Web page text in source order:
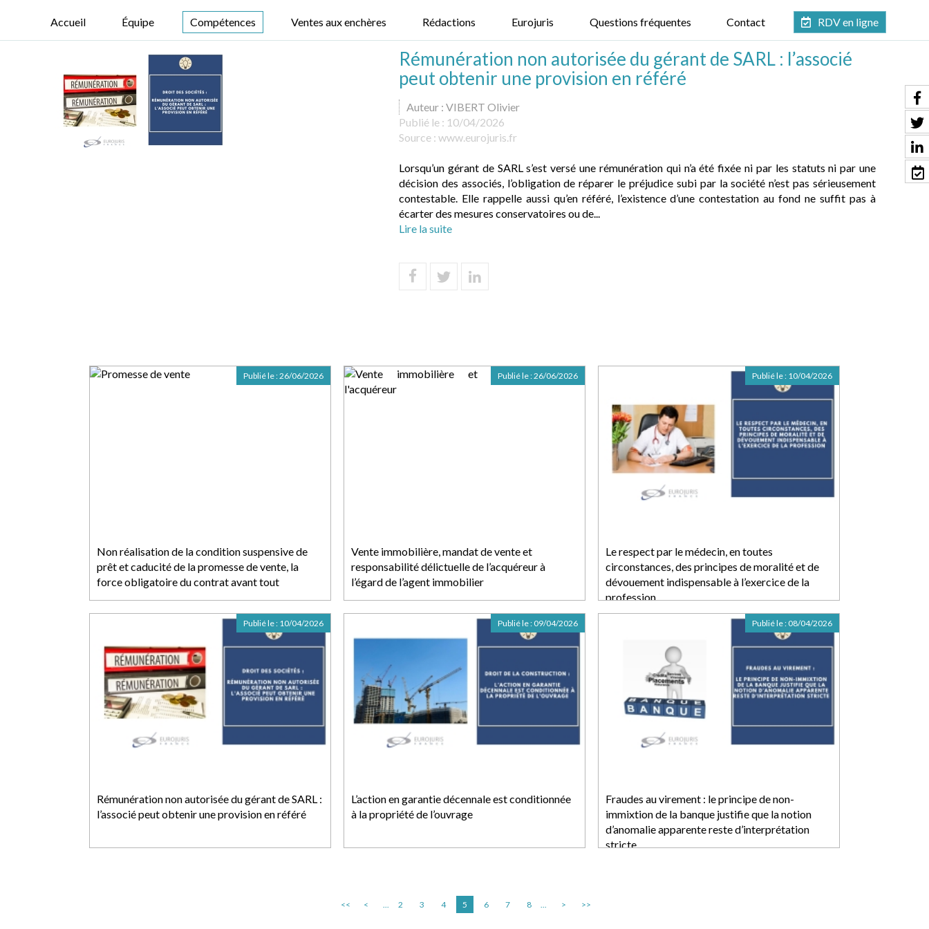
Accueil Équipe Compétences Ventes aux enchères Rédactions Eurojuris Questions fréquentes Contact RDV en ligne
Rémunération non autorisée du gérant de SARL : l’associé
peut obtenir une provision en référé
Auteur : VIBERT Olivier
Publié le : 10/04/2026
Source : www.eurojuris.fr
Lorsqu’un gérant de SARL s’est versé une rémunération qui n’a été fixée ni par les statuts ni par une
décision des associés, l’obligation de réparer le préjudice subi par la société n’est pas sérieusement
contestable. Elle rappelle aussi qu’en référé, l’existence d’une contestation au fond ne suffit pas à
écarter des mesures conservatoires ou de...
Lire la suite
Non réalisation de la condition suspensive de
prêt et caducité de la promesse de vente, la
force obligatoire du contrat avant tout
Publié le :26/06/2026
Vente immobilière, mandat de vente et
responsabilité délictuelle de l’acquéreur à
l’égard de l’agent immobilier
Publié le :26/06/2026
Le respect par le médecin, en toutes
circonstances, des principes de moralité et de
dévouement indispensable à l’exercice de la
profession
Publié le : 10/04/2026
Rémunération non autorisée du gérant de SARL :
l’associé peut obtenir une provision en référé
Publié le : 10/04/2026
L’action en garantie décennale est conditionnée
à la propriété de l’ouvrage
Publié le : 09/04/2026
Fraudes au virement : le principe de non-
immixtion de la banque justifie que la notion
d’anomalie apparente reste d’interprétation
stricte
Publié le : 08/04/2026
<< < ... 2 3 4 5 6 7 8 ... > >>